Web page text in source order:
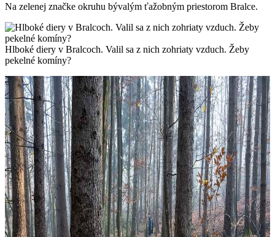
Na zelenej značke okruhu bývalým ťažobným priestorom Bralce.
Hlboké diery v Bralcoch. Valil sa z nich zohriaty vzduch. Žeby
pekelné komíny?